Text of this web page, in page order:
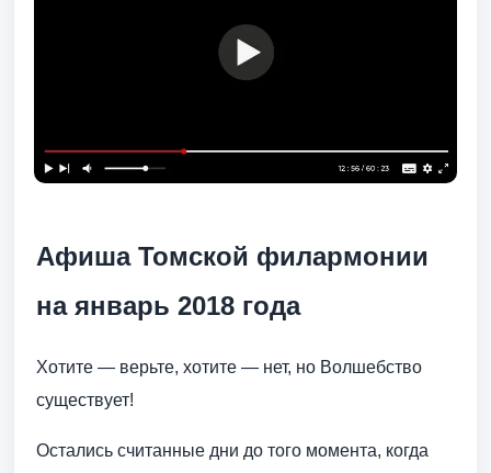
Афиша Томской филармонии
на январь 2018 года
Хотите — верьте, хотите — нет, но Волшебство
существует!
Остались считанные дни до того момента, когда